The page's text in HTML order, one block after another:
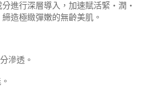
分進行深層導入，加速賦活緊‧潤‧
造極緻彈嫩的無齡美肌。
滲透。